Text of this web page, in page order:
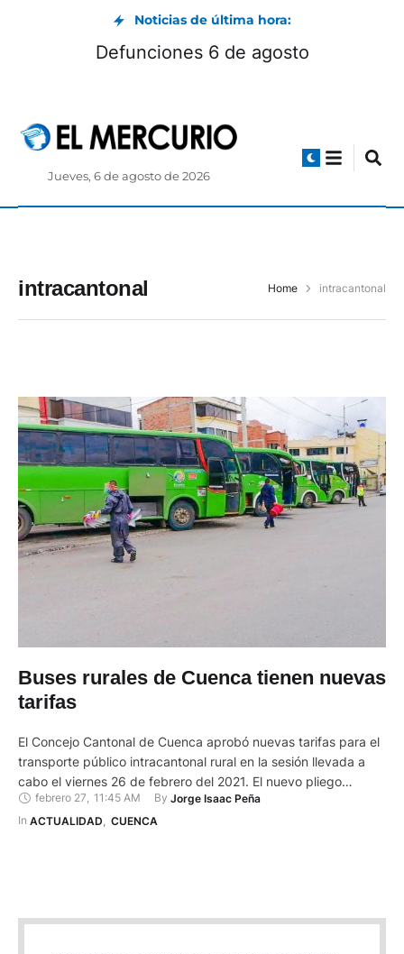
Noticias de última hora:
Defunciones 6 de agosto
Jueves, 6 de agosto de 2026
intracantonal Home intracantonal
Buses rurales de Cuenca tienen nuevas
tarifas
El Concejo Cantonal de Cuenca aprobó nuevas tarifas para el
transporte público intracantonal rural en la sesión llevada a
cabo el viernes 26 de febrero del 2021. El nuevo pliego
tarifario estará vigente de manera temporal hasta culminar los
nuevos estudios técnicos que desarrolla la Dirección de
febrero 27, 11:45 AM By Jorge Isaac Peña
In ACTUALIDAD CUENCA